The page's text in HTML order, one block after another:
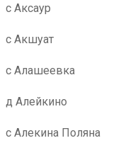
с Аксаур
с Акшуат
с Алашеевка
д Алейкино
с Алекина Поляна